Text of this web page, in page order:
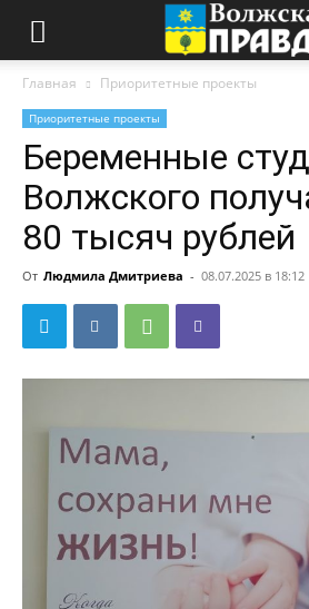
Главная Приоритетные проекты
Приоритетные проекты
Беременные
Волжского
80 тысяч рублей
От Людмила Дмитриева - 08.07.2025 в 18:12